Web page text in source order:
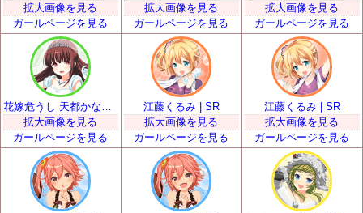
拡大画像を見る
ガールページを見る
拡大画像を見る
ガールページを見る
拡大画像を見る
ガールページを見る
拡大画像を見る
ガールページを見る
江藤くるみ | SR
拡大画像を見る
ガールページを見る
江藤くるみ | SR
拡大画像を見る
ガールページを見る